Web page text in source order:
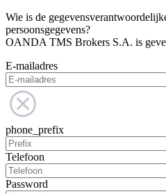
Wie is de
persoonsgegevens?
OANDA TMS Brokers S.A. is
E-mailadres
phone_prefix
Telefoon
Password